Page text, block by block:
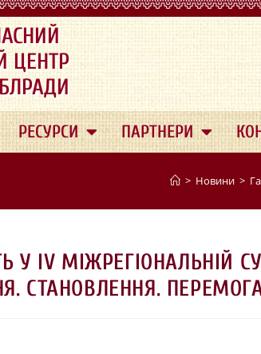
ЦЕНТР
РЕСУРСИ ПАРТНЕРИ
> Новини >
У IV МІЖРЕГІОНАЛЬНІЙ
СТАНОВЛЕННЯ.